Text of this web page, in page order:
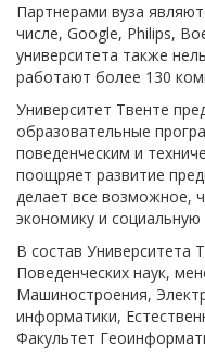
Партнерами вуза
числе, Google, Philips,
университета также
работают более 130
Университет Твенте
образовательные
поведенческим и
поощряет развитие
делает все возможное,
экономику и
В состав Университета
Поведенческих наук,
Машиностроения,
информатики,
Факультет